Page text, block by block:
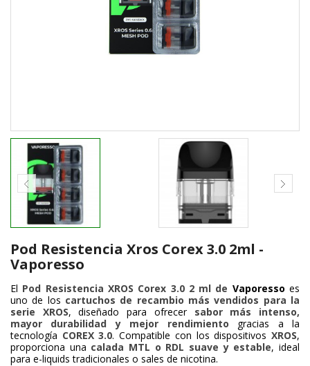
Pod Resistencia Xros Corex 3.0 2ml -
Vaporesso
El Pod Resistencia XROS Corex 3.0 2 ml de Vaporesso es
uno de los cartuchos de recambio más vendidos para la
serie XROS, diseñado para ofrecer sabor más intenso,
mayor durabilidad y mejor rendimiento gracias a la
tecnología COREX 3.0. Compatible con los dispositivosXROS,
proporciona una calada MTL o RDL suave y estable, ideal
para e-liquids tradicionales o sales de nicotina.